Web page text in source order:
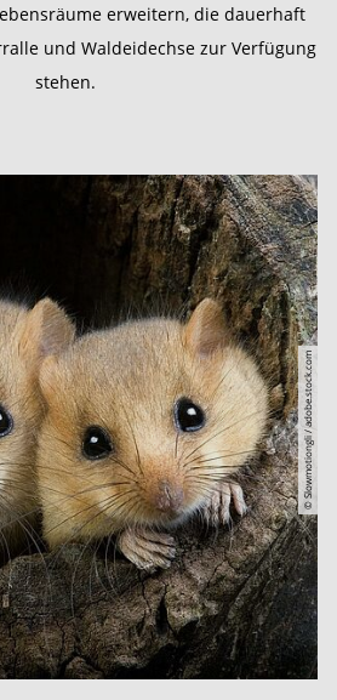
erweitern, die dauerhaft
und Waldeidechse zur Verfügung
stehen.
© Slowmotiongli / adobe.stock.com